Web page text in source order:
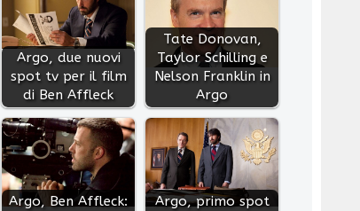
Argo, due nuovi
spot tv per il film
di Ben Affleck
Tate Donovan,
Taylor Schilling e
Nelson Franklin in
Argo
Argo, Ben Affleck:
Argo, primo spot